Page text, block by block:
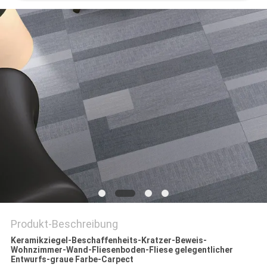
Produkt-Beschreibung
Keramikziegel-Beschaffenheits-Kratzer-Beweis-
Wohnzimmer-Wand-Fliesenboden-Fliese gelegentlicher
Entwurfs-graue Farbe-Carpect